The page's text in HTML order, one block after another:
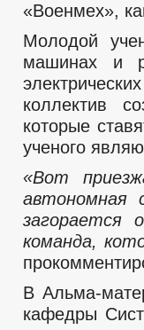
«Военмех»,
Молодой
машинах и
коллектив
которые
ученого
«Вот
автономная
команда,
В Альма-
кафедры